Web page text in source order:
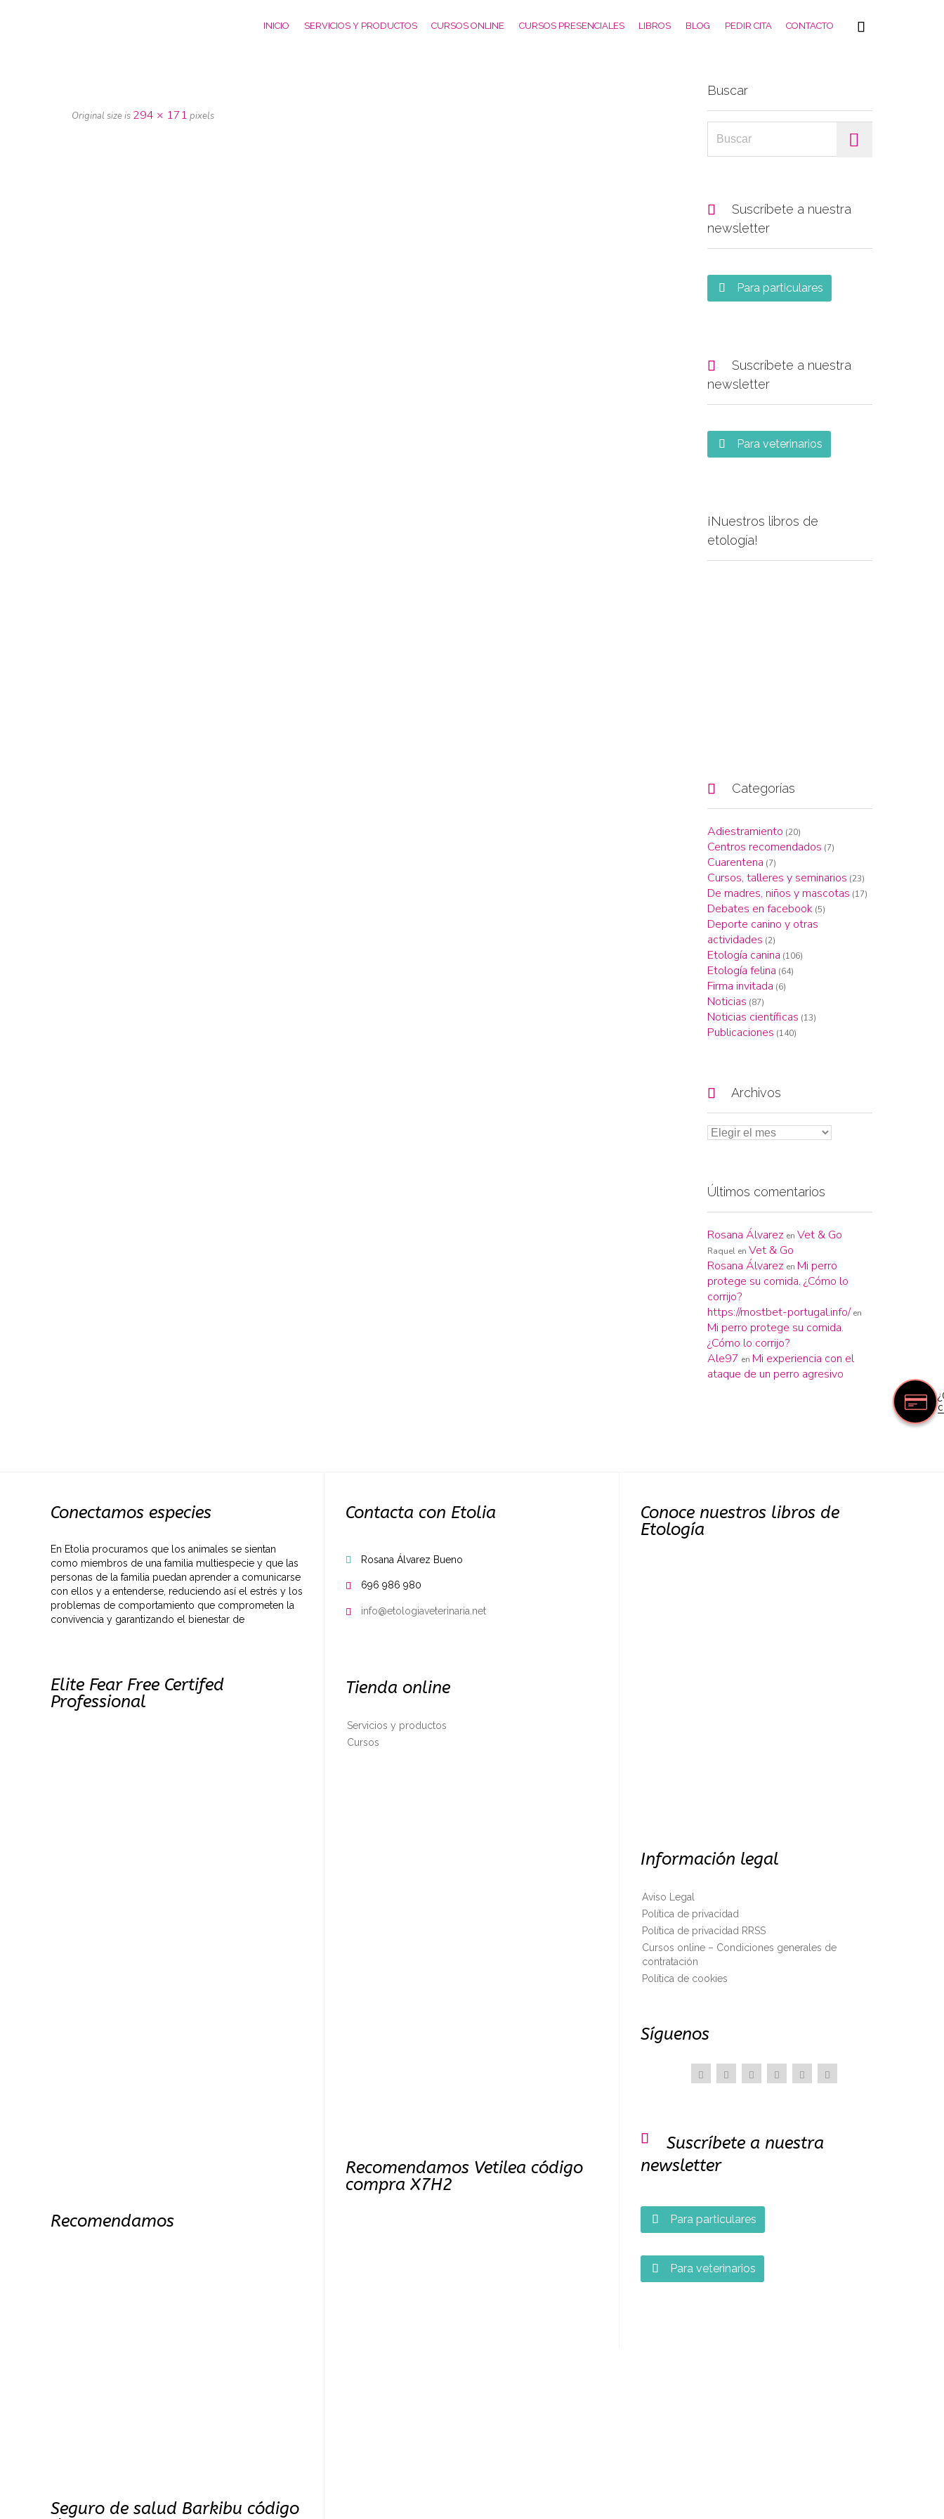
Skip
INICIO SERVICIOS Y PRODUCTOS CURSOS ONLINE CURSOS PRESENCIALES LIBROS BLOG PEDIR CITA CONTACTO 
Original size is 294 × 171 pixels
Buscar

Suscríbete a nuestra
newsletter
 Para particulares

Suscríbete a nuestra
newsletter
 Para veterinarios
¡Nuestros libros de
etología!
 Categorías
Adiestramiento (20)
Centros recomendados (7)
Cuarentena (7)
Cursos, talleres y seminarios (23)
De madres, niños y mascotas (17)
Debates en facebook (5)
Deporte canino y otras
actividades (2)
Etología canina (106)
Etología felina (64)
Firma invitada (6)
Noticias (87)
Noticias científicas (13)
Publicaciones (140)
 Archivos
Últimos comentarios
Rosana Álvarez en Vet & Go
Raquel en Vet & Go
Rosana Álvarez en Mi perro
protege su comida. ¿Cómo lo
corrijo?
https://mostbet-portugal.info/ en
Mi perro protege su comida.
¿Cómo lo corrijo?
Ale97 en Mi experiencia con el
ataque de un perro agresivo
Conectamos especies
En Etolia procuramos que los animales se sientan
como miembros de una familia multiespecie y que las
personas de la familia puedan aprender a comunicarse
con ellos y a entenderse, reduciendo así el estrés y los
problemas de comportamiento que comprometen la
convivencia y garantizando el bienestar de
Elite Fear Free Certifed
Professional
Recomendamos
Seguro de salud Barkibu código
Contacta con Etolia
 Rosana Álvarez Bueno
 696 986 980
 info@etologiaveterinaria.net
Tienda online
Servicios y productos
Cursos
Recomendamos Vetilea código
compra X7H2
Conoce nuestros libros de
Etología
Información legal
Aviso Legal
Política de privacidad
Política de privacidad RRSS
Cursos online – Condiciones generales de
contratación
Política de cookies
Síguenos

Suscríbete a nuestra
newsletter
 Para particulares
 Para veterinarios